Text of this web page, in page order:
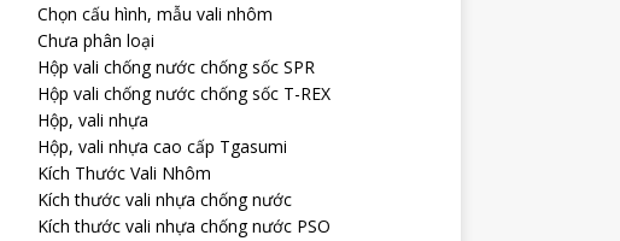
Chọn cấu hình, mẫu vali nhôm
Chưa phân loại
Hộp vali chống nước chống sốc SPR
Hộp vali chống nước chống sốc T-REX
Hộp, vali nhựa
Hộp, vali nhựa cao cấp Tgasumi
Kích Thước Vali Nhôm
Kích thước vali nhựa chống nước
Kích thước vali nhựa chống nước PSO